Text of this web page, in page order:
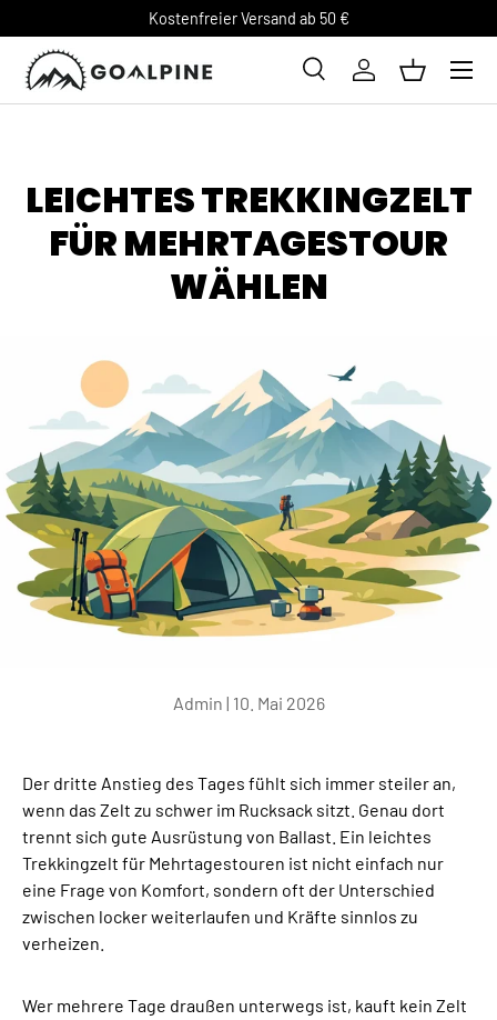
DIREKT ZUM INHALT
Kostenfreier Versand ab 50 €
Suchen
SucheEinloggen
LEICHTES TREKKINGZELT
FÜR MEHRTAGESTOUR
WÄHLEN
Admin | 10. Mai 2026
Der dritte Anstieg des Tages fühlt sich immer steiler an,
wenn das Zelt zu schwer im Rucksack sitzt. Genau dort
trennt sich gute Ausrüstung von Ballast. Ein leichtes
Trekkingzelt für Mehrtagestouren ist nicht einfach nur
eine Frage von Komfort, sondern oft der Unterschied
zwischen locker weiterlaufen und Kräfte sinnlos zu
verheizen.
Wer mehrere Tage draußen unterwegs ist, kauft kein Zelt